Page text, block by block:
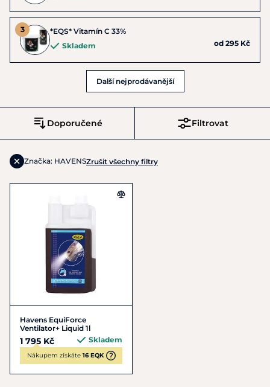
*EQS* Vitamín C 33%
Skladem
od 295 Kč
Další nejprodávanější
Filtrovat
Doporučené
Značka: HAVENSZrušit všechny filtry
Havens EquiForce
Ventilator+ Liquid 1l
1 795 Kč Skladem
Nákupem získáte 16 EQK